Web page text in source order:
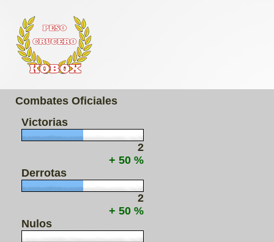
Combates Oficiales
Victorias
2
+ 50 %
Derrotas
2
+ 50 %
Nulos